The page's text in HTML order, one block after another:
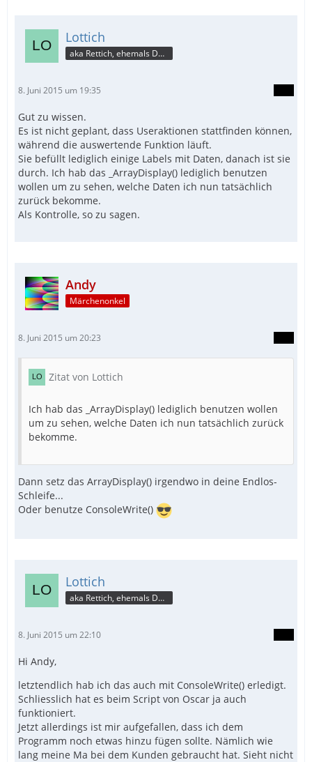
==>_TreeView_Fahrtenbuch
Lottich
aka Rettich, ehemals DAU
8. Juni 2015 um 19:35
Gut zu wissen.
Es ist nicht geplant, dass Useraktionen stattfinden können,
während die auswertende Funktion läuft.
Sie befüllt lediglich einige Labels mit Daten, danach ist sie
durch. Ich hab das _ArrayDisplay() lediglich benutzen
wollen um zu sehen, welche Daten ich nun tatsächlich
zurück bekomme.
Als Kontrolle, so zu sagen.
Andy
Märchenonkel
8. Juni 2015 um 20:23
Zitat von Lottich
Ich hab das _ArrayDisplay() lediglich benutzen wollen
um zu sehen, welche Daten ich nun tatsächlich zurück
bekomme.
Dann setz das ArrayDisplay() irgendwo in deine Endlos-
Schleife...
Oder benutze ConsoleWrite()
Lottich
aka Rettich, ehemals DAU
8. Juni 2015 um 22:10
Hi Andy,
letztendlich hab ich das auch mit ConsoleWrite() erledigt.
Schliesslich hat es beim Script von Oscar ja auch
funktioniert.
Jetzt allerdings ist mir aufgefallen, dass ich dem
Programm noch etwas hinzu fügen sollte. Nämlich wie
lang meine Ma bei dem Kunden gebraucht hat. Sieht nicht